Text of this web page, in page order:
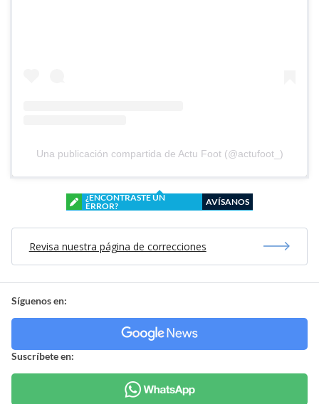
Una publicación compartida de Actu Foot (@actufoot_)
¿ENCONTRASTE UN
ERROR?
AVÍSANOS
Revisa nuestra página de correcciones
Síguenos en:
Suscríbete en: